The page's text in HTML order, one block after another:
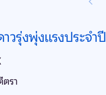
วรุ่งพุ่งแรงประจำปี
ตรา